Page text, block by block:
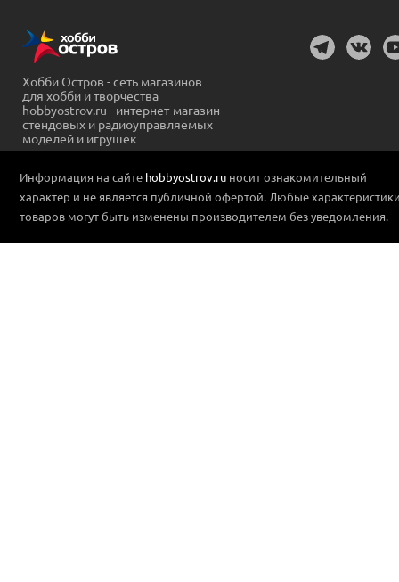
Хобби Остров - сеть магазинов
для хобби и творчества
hobbyostrov.ru - интернет-магазин
стендовых и радиоуправляемых
моделей и игрушек
Информация на сайте hobbyostrov.ru носит ознакомительный
характер и не является публичной офертой. Любые
товаров могут быть изменены производителем без уведомления.